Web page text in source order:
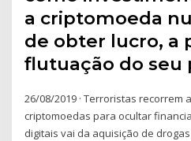
a criptomoeda
de obter lucro, a
flutuação do seu
26/08/2019 · Terroristas recorrem
criptomoedas para ocultar
digitais vai da aquisição de